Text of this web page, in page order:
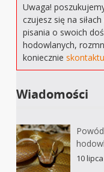
Uwaga!
czujesz się na
pisania o swoich
hodowlanych,
koniecznie
Wiadomości
10